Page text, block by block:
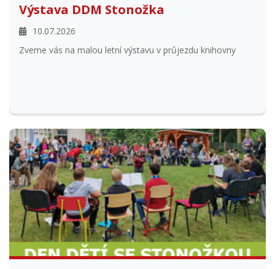
Výstava DDM Stonožka
10.07.2026
Zveme vás na malou letní výstavu v průjezdu knihovny